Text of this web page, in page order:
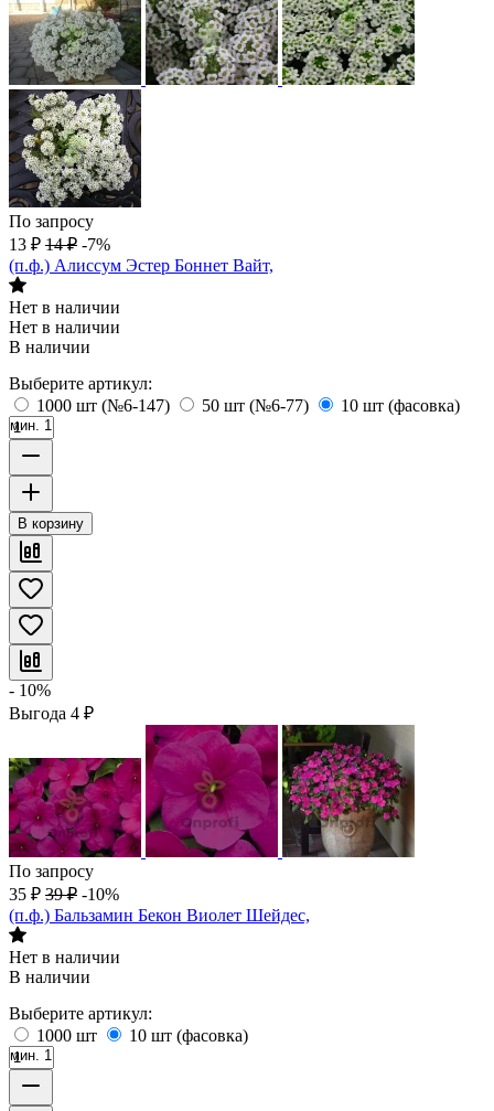
По запросу
13 ₽ 14 ₽ -7%
(п.ф.) Алиссум Эстер Боннет Вайт,
Нет в наличии
Нет в наличии
В наличии
Выберите артикул:
1000 шт (№6-147)
50 шт (№6-77) 10 шт (фасовка)
мин. 1
В корзину
- 10%
Выгода 4 ₽
По запросу
35 ₽ 39 ₽ -10%
(п.ф.) Бальзамин Бекон Виолет Шейдес,
Нет в наличии
В наличии
Выберите артикул:
1000 шт
10 шт (фасовка)
мин. 1